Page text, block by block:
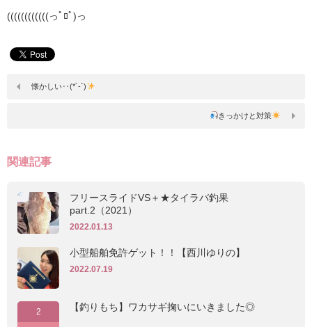
((((((((((((っﾟﾛﾟ)っ
懐かしい‥(*´-`)
きっかけと対策
関連記事
フリースライドVS＋★タイラバ釣果
part.2（2021）
2022.01.13
小型船舶免許ゲット！！【西川ゆりの】
2022.07.19
2 【釣りもち】ワカサギ掬いにいきました◎